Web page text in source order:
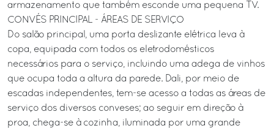
armazenamento que também esconde uma pequena TV.
CONVÉS PRINCIPAL - ÁREAS DE SERVIÇO
Do salão principal, uma porta deslizante elétrica leva à
copa, equipada com todos os eletrodomésticos
necessários para o serviço, incluindo uma adega de vinhos
que ocupa toda a altura da parede. Dali, por meio de
escadas independentes, tem-se acesso a todas as áreas de
serviço dos diversos conveses; ao seguir em direção à
proa, chega-se à cozinha, iluminada por uma grande